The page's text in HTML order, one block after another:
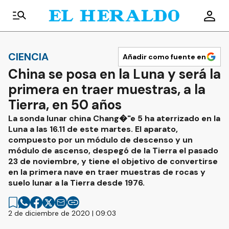
CIENCIA Añadir como fuente en
China se posa en la Luna y será la
primera en traer muestras, a la
Tierra, en 50 años
La sonda lunar china Chang�"e 5 ha aterrizado en la
Luna a las 16.11 de este martes. El aparato,
compuesto por un módulo de descenso y un
módulo de ascenso, despegó de la Tierra el pasado
23 de noviembre, y tiene el objetivo de convertirse
en la primera nave en traer muestras de rocas y
suelo lunar a la Tierra desde 1976.
2 de diciembre de 2020 | 09:03